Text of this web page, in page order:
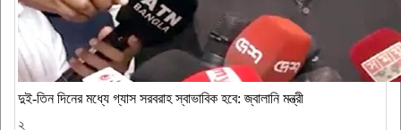
দুই-তিন দিনের মধ্যে গ্যাস সরবরাহ স্বাভাবিক হবে: জ্বালানি মন্ত্রী
২